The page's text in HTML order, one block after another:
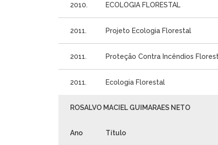
2010. ECOLOGIA FLORESTAL
2011. Projeto Ecologia Florestal
2011. Proteção Contra Incêndios
2011. Ecologia Florestal
ROSALVO MACIEL GUIMARAES NETO
Ano Título